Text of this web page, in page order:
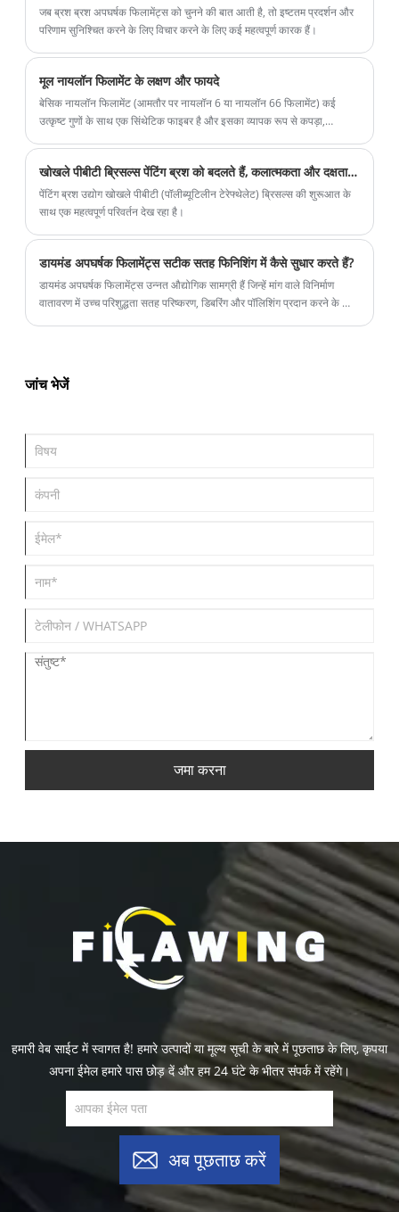
जब ब्रश ब्रश अपघर्षक फिलामेंट्स को चुनने की बात आती है, तो इष्टतम प्रदर्शन और
परिणाम सुनिश्चित करने के लिए विचार करने के लिए कई महत्वपूर्ण कारक हैं।
मूल नायलॉन फिलामेंट के लक्षण और फायदे
बेसिक नायलॉन फिलामेंट (आमतौर पर नायलॉन 6 या नायलॉन 66 फिलामेंट) कई
उत्कृष्ट गुणों के साथ एक सिंथेटिक फाइबर है और इसका व्यापक रूप से कपड़ा,
खोखले पीबीटी ब्रिसल्स पेंटिंग ब्रश को बदलते हैं, कलात्मकता और दक्षता में क्रांति लाते हैं
पेंटिंग ब्रश उद्योग खोखले पीबीटी (पॉलीब्यूटिलीन टेरेफ्थेलेट) ब्रिसल्स की शुरूआत के
साथ एक महत्वपूर्ण परिवर्तन देख रहा है।
डायमंड अपघर्षक फिलामेंट्स सटीक सतह फिनिशिंग में कैसे सुधार करते हैं?
डायमंड अपघर्षक फिलामेंट्स उन्नत औद्योगिक सामग्री हैं जिन्हें मांग वाले विनिर्माण
वातावरण में उच्च परिशुद्धता सतह परिष्करण, डिबरिंग और पॉलिशिंग प्रदान करने के लिए
ऑटोमोटिव, इलेक्ट्रॉनिक्स, मोल्ड निर्माण और सटीक मशीनिंग जैसे उद्योग असंगत
डिबरिंग, टूल घिसाव और अकुशल परिष्करण चक्र जैसी चुनौतियों को हल करने के लिए
जांच भेजें
जमा करना
हमारी वेब साईट में स्वागत है! हमारे उत्पादों या मूल्य सूची के बारे में पूछताछ के लिए, कृपया
अपना ईमेल हमारे पास छोड़ दें और हम 24 घंटे के भीतर संपर्क में रहेंगे।
अब पूछताछ करें